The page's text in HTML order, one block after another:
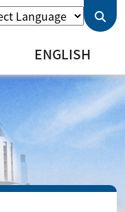
ENGLISH